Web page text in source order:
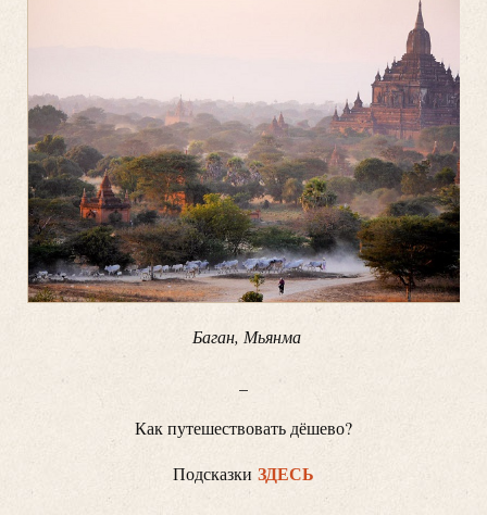
Баган, Мьянма
Как путешествовать дёшево?
Подсказки ЗДЕСЬ